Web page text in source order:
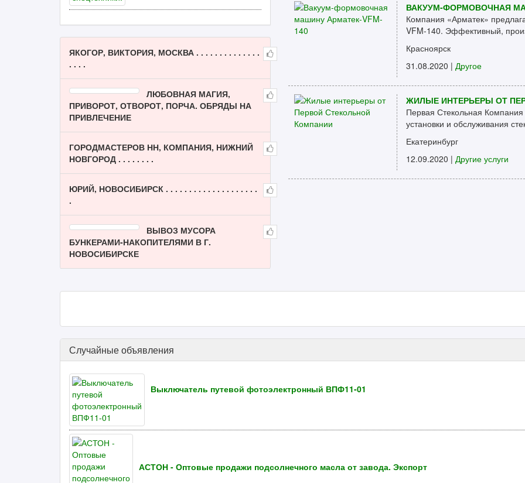
ВАКУУМ-ФОРМОВОЧНАЯ
Компания «Арматек»
VFM-140. Эффективный,
Красноярск
31.08.2020 | Другое
ЖИЛЫЕ ИНТЕРЬЕРЫ ОТ
Первая Стекольная Компания
установки и обслуживания
Екатеринбург
12.09.2020 | Другие услуги
ЯКОГОР, ВИКТОРИЯ, МОСКВА . . . . . . . . . . . . . .
. . . .
ЛЮБОВНАЯ МАГИЯ,
ПРИВОРОТ, ОТВОРОТ, ПОРЧА. ОБРЯДЫ НА
ПРИВЛЕЧЕНИЕ
ГОРОДМАСТЕРОВ НН, КОМПАНИЯ, НИЖНИЙ
НОВГОРОД . . . . . . . .
ЮРИЙ, НОВОСИБИРСК . . . . . . . . . . . . . . . . . . . .
.
ВЫВОЗ МУСОРА
БУНКЕРАМИ-НАКОПИТЕЛЯМИ В Г.
НОВОСИБИРСКЕ
Случайные объявления
Выключатель путевой фотоэлектронный ВПФ11-01
АСТОН - Оптовые продажи подсолнечного масла от завода. Экспорт